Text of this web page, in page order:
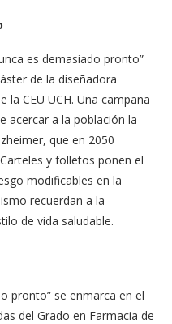
es demasiado pronto”
de la diseñadora
la CEU UCH. Una campaña
acercar a la población la
que en 2050
y folletos ponen el
modificables en la
recuerdan a la
de vida saludable.
pronto” se enmarca en el
del Grado en Farmacia de